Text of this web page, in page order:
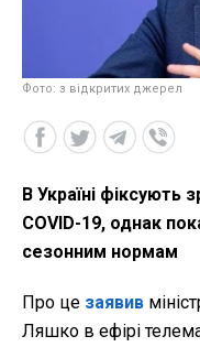
Фото: з відкритих джерел
В Україні фіксують
COVID-19, однак
сезонним нормам
Про це заявив
Ляшко в ефірі